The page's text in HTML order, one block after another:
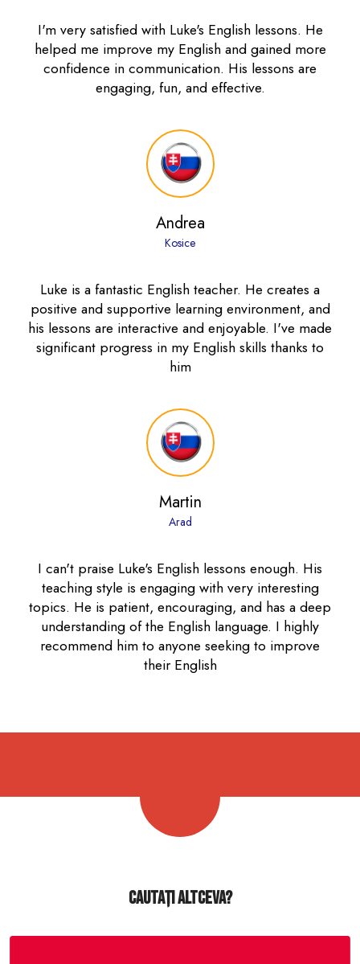
I'm very satisfied with Luke's English lessons. He
helped me improve my English and gained more
confidence in communication. His lessons are
engaging, fun, and effective.
Andrea
Kosice
Luke is a fantastic English teacher. He creates a
positive and supportive learning environment, and
his lessons are interactive and enjoyable. I've made
significant progress in my English skills thanks to
him
Martin
Arad
I can't praise Luke's English lessons enough. His
teaching style is engaging with very interesting
topics. He is patient, encouraging, and has a deep
understanding of the English language. I highly
recommend him to anyone seeking to improve
their English
Cautați altceva?